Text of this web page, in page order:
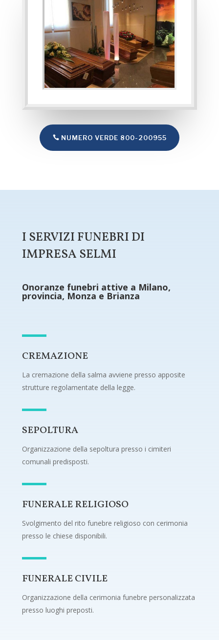
NUMERO VERDE 800-200955
I SERVIZI FUNEBRI DI
IMPRESA SELMI
Onoranze funebri attive a Milano,
provincia, Monza e Brianza
CREMAZIONE
La cremazione della salma avviene presso apposite
strutture regolamentate della legge.
SEPOLTURA
Organizzazione della sepoltura presso i cimiteri
comunali predisposti.
FUNERALE RELIGIOSO
Svolgimento del rito funebre religioso con cerimonia
presso le chiese disponibili.
FUNERALE CIVILE
Organizzazione della cerimonia funebre personalizzata
presso luoghi preposti.